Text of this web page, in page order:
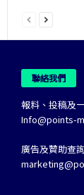
聯絡我們
報料、投稿及
Info@points-
廣告及贊助查